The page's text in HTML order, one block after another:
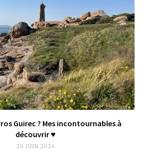
Guirec ? Mes incontournables à
découvrir ♥︎
20 JUIN 2026